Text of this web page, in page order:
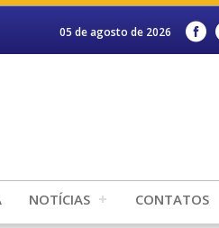
05 de agosto de 2026
NOTÍCIAS CONTATOS